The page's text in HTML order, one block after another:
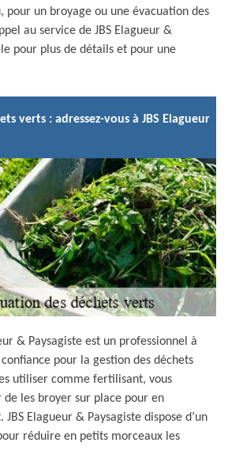
pour un broyage ou une évacuation des
au service de JBS Elagueur &
le pour plus de détails et pour une
verts : adressez-vous à JBS Elagueur
& Paysagiste est un professionnel à
pour la gestion des déchets
utiliser comme fertilisant, vous
les broyer sur place pour en
Elagueur & Paysagiste dispose d’un
réduire en petits morceaux les